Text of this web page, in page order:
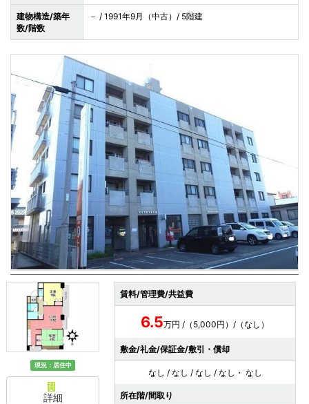
建物構造/築年
数/階数
－ / 1991年9月（中古）/ 5階建
現況：居住中
詳細
賃料/管理費/共益費
6.5万円 /（5,000円）/（なし）
敷金/礼金/保証金/敷引・償却
なし / なし / なし / なし・ なし
所在階/間取り